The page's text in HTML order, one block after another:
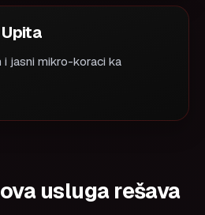
jasni mikro-koraci ka
usluga rešava